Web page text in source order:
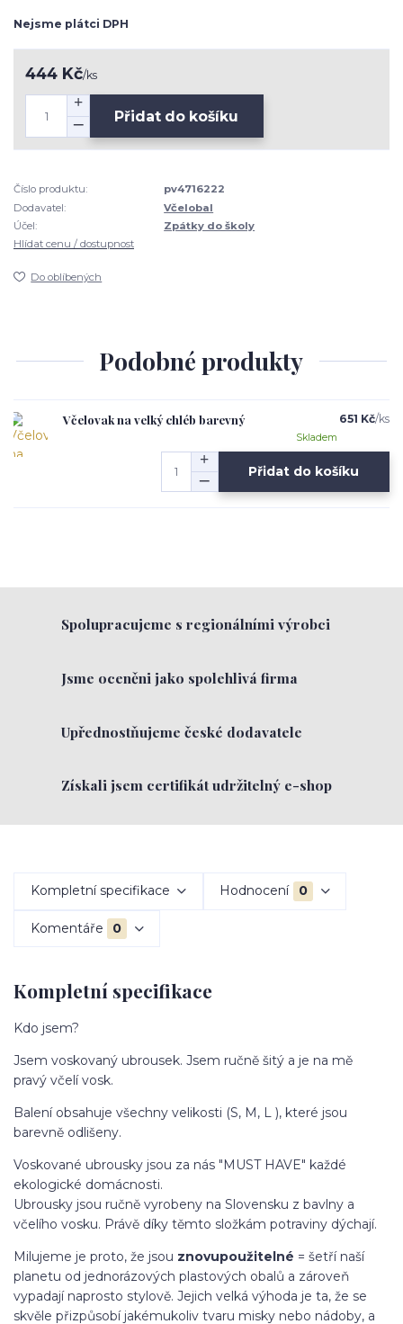
Nejsme plátci DPH
444 Kč/ks
Přidat do košíku
Číslo produktu:
pv4716222
Dodavatel:
Včelobal
Účel:
Zpátky do školy
Hlídat cenu / dostupnost
Do oblíbených
Podobné produkty
Včelovak na velký chléb barevný 651 Kč/ks
Skladem
Přidat do košíku
Spolupracujeme s regionálními výrobci
Jsme oceněni jako spolehlivá firma
Upřednostňujeme české dodavatele
Získali jsem certifikát udržitelný e-shop
Kompletní specifikace Hodnocení 0
Komentáře 0
Kompletní specifikace
Kdo jsem?
Jsem voskovaný ubrousek. Jsem ručně šitý a je na mě
pravý včelí vosk.
Balení obsahuje všechny velikosti (S, M, L ), které jsou
barevně odlišeny.
Voskované ubrousky jsou za nás "MUST HAVE" každé
ekologické domácnosti.
Ubrousky jsou ručně vyrobeny na Slovensku z bavlny a
včelího vosku. Právě díky těmto složkám potraviny dýchají.
Milujeme je proto, že jsou znovupoužitelné = šetří naší
planetu od jednorázových plastových obalů a zároveň
vypadají naprosto stylově. Jejich velká výhoda je ta, že se
skvěle přizpůsobí jakémukoliv tvaru misky nebo nádoby, a